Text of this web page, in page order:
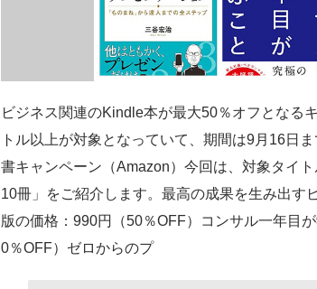
ビジネス関連のKindle本が最大50％オフとなる
トル以上が対象となっていて、期間は9月16日
書キャンペーン（Amazon）今回は、対象タイ
10冊」をご紹介します。最高の成果を生み出す
版の価格：990円（50％OFF）コンサル一年目
0％OFF）ゼロからのプ